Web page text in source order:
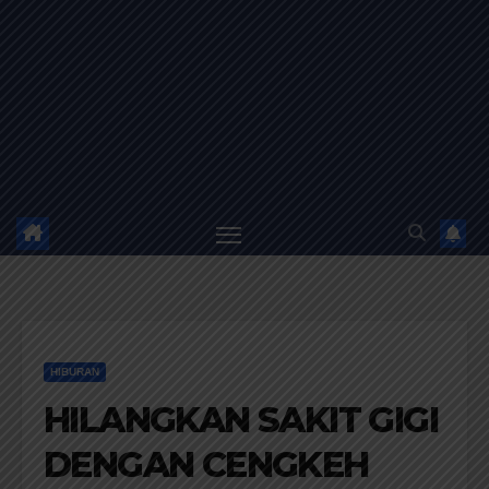
HIBURAN
HILANGKAN SAKIT GIGI
DENGAN CENGKEH